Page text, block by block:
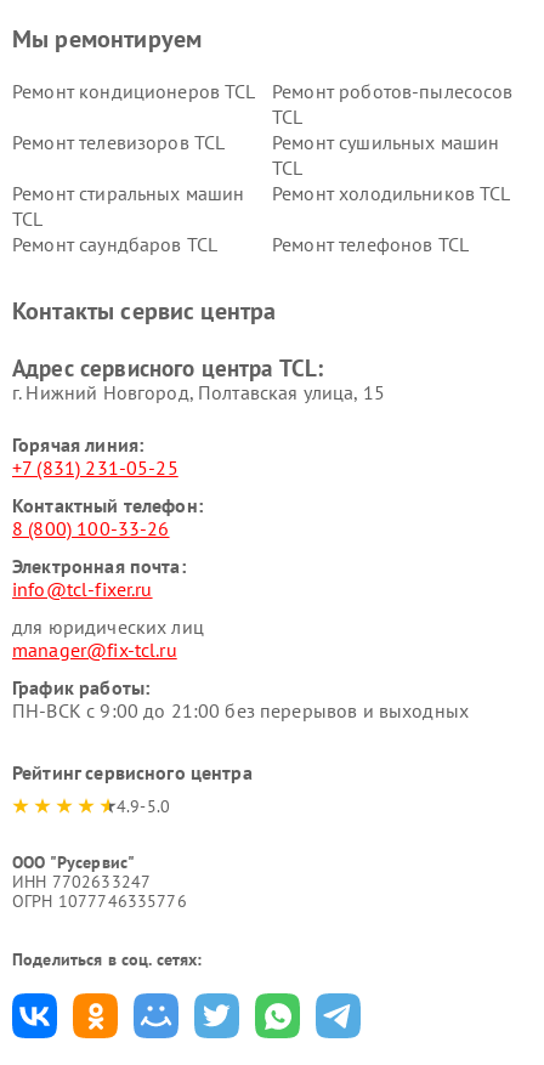
Мы ремонтируем
Ремонт кондиционеров TCL
Ремонт роботов-пылесосов
TCL
Ремонт телевизоров TCL
Ремонт сушильных машин
TCL
Ремонт стиральных машин
TCL
Ремонт холодильников TCL
Ремонт саундбаров TCL Ремонт телефонов TCL
Контакты сервис центра
Адрес сервисного центра TCL:
г. Нижний Новгород, Полтавская улица, 15
Горячая линия:
+7 (831) 231-05-25
Контактный телефон:
8 (800) 100-33-26
Электронная почта:
info@tcl-fixer.ru
для юридических лиц
manager@fix-tcl.ru
График работы:
ПН-ВСК с 9:00 до 21:00 без перерывов и выходных
Рейтинг сервисного центра
4.9-5.0
ООО "Русервис"
ИНН 7702633247
ОГРН 1077746335776
Поделиться в соц. сетях: